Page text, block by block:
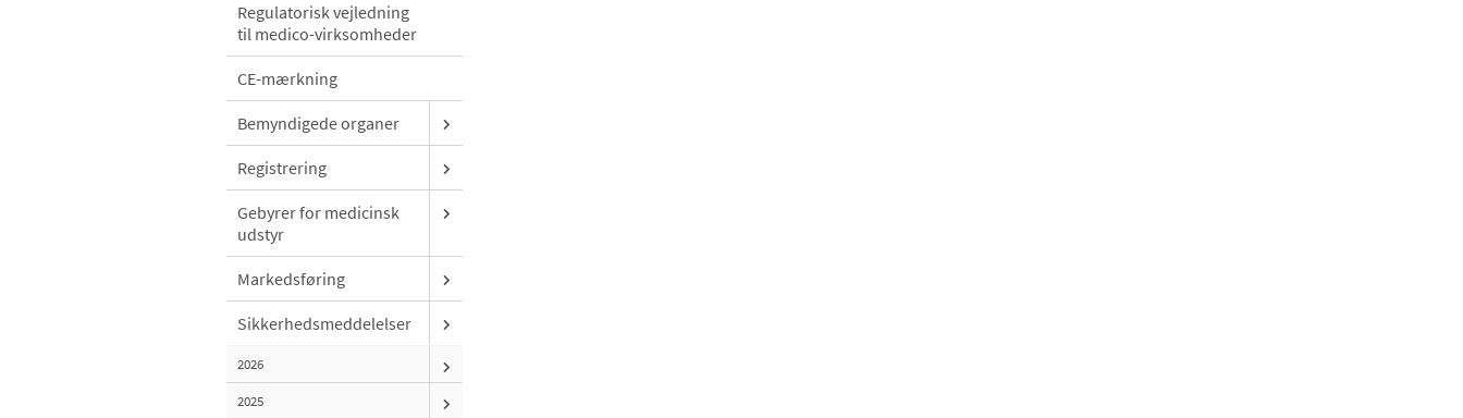
Regulatorisk vejledning
til medico-virksomheder
CE-mærkning
Bemyndigede organer
Registrering
Gebyrer for medicinsk
udstyr
Markedsføring
Sikkerhedsmeddelelser
2026
2025